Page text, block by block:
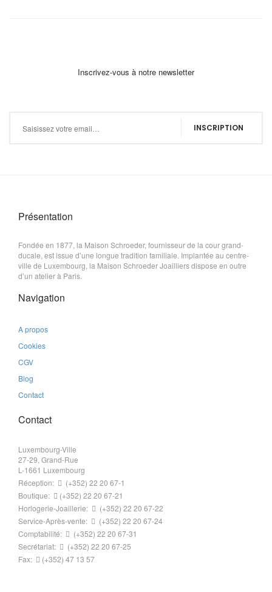
Inscrivez-vous à notre newsletter
INSCRIPTION
Présentation
Fondée en 1877, la Maison Schroeder, fournisseur de la cour grand-
ducale, est issue d’une longue tradition familiale. Implantée au centre-
ville de Luxembourg, la Maison Schroeder Joailliers dispose en outre
d’un atelier à Paris.
Navigation
A propos
Cookies
CGV
Blog
Contact
Contact
Luxembourg-Ville
27-29, Grand-Rue
L-1661 Luxembourg
Réception:
(+352) 22 20 67-1
Boutique:
(+352) 22 20 67-21
Horlogerie-Joaillerie:
(+352) 22 20 67-22
Service-Après-vente:
(+352) 22 20 67-24
Comptabilité:
(+352) 22 20 67-31
Secrétariat:
(+352) 22 20 67-25
Fax:
(+352) 47 13 57